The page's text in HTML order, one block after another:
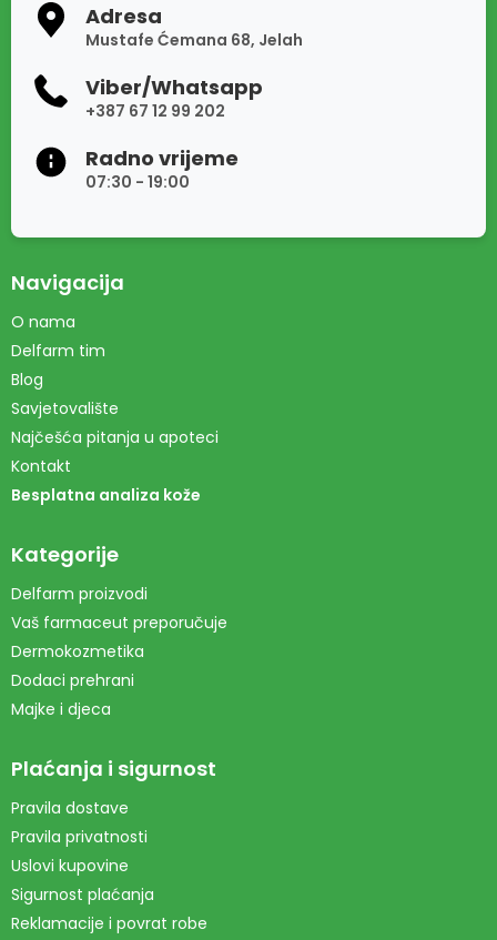
Adresa
Mustafe Ćemana 68, Jelah
Viber/Whatsapp
+387 67 12 99 202
Radno vrijeme
07:30 - 19:00
Navigacija
O nama
Delfarm tim
Blog
Savjetovalište
Najčešća pitanja u apoteci
Kontakt
Besplatna analiza kože
Kategorije
Delfarm proizvodi
Vaš farmaceut preporučuje
Dermokozmetika
Dodaci prehrani
Majke i djeca
Plaćanja i sigurnost
Pravila dostave
Pravila privatnosti
Uslovi kupovine
Sigurnost plaćanja
Reklamacije i povrat robe